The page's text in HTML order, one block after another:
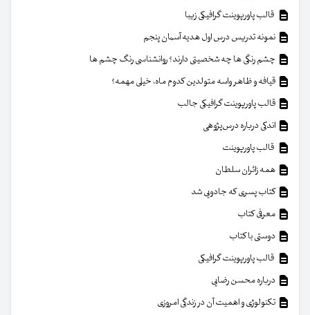
قالب پاورپوینت گرافیکی زیبا
نمونه تدریس درس اول هدیه آسمان پنجم
چشم رنگی ها چه شخصیتی دارند؟ روانشناسی رنگ چشم ها
قیافه و ظاهر واسه متولدین کدوم ماه، خیلی مهمه؟
قالب پاورپوینت گرافیکی جالب
اندکی درباره درس‌پژوهی
قالب پاورپوینت
همه زائران سلطان
کتاب پسری که جادویی شد
معرفی کتاب
دوستی با کتاب
قالب پاورپوینت گرافیکی
درباره محسن رضایی
تکنولوژی و اهمیت آن در زندگی امروزی